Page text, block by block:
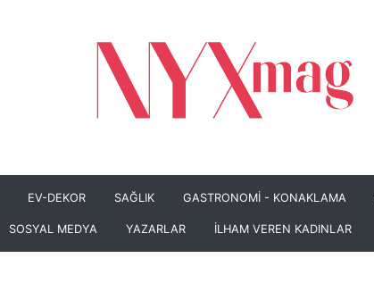
EV-DEKOR SAĞLIK GASTRONOMİ - KONAKLAMA
SOSYAL MEDYA YAZARLAR İLHAM VEREN KADINLAR